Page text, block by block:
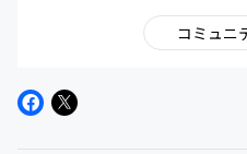
コミュニ